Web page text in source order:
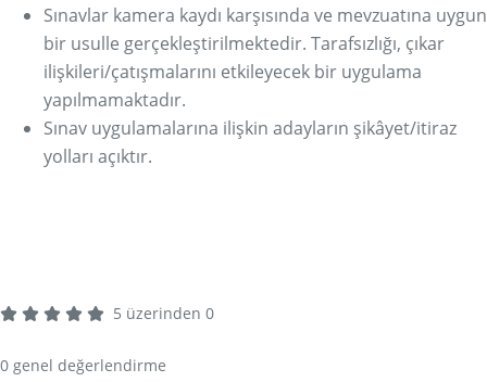
Sınavlar kamera kaydı karşısında ve mevzuatına uygun
bir usulle gerçekleştirilmektedir. Tarafsızlığı, çıkar
ilişkileri/çatışmalarını etkileyecek bir uygulama
yapılmamaktadır.
Sınav uygulamalarına ilişkin adayların şikâyet/itiraz
yolları açıktır.
5 üzerinden 0
0 genel değerlendirme